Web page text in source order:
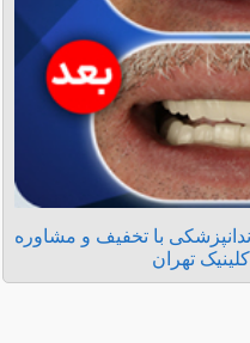
با تخفیف و مشاوره
تهران